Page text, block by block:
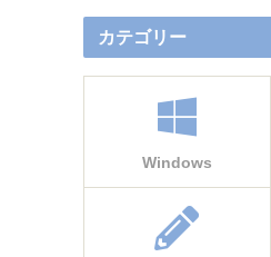
カテゴリー
Windows